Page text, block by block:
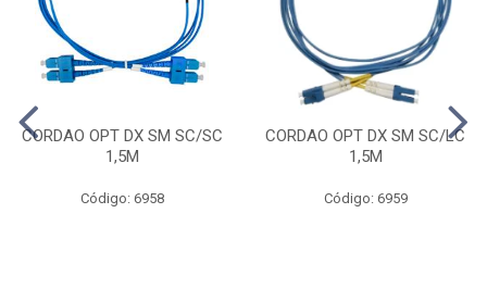
CORDAO OPT DX SM SC/SC
1,5M
Código: 6958
CORDAO OPT DX SM SC/LC
1,5M
Código: 6959